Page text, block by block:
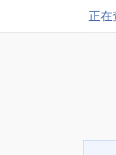
正在